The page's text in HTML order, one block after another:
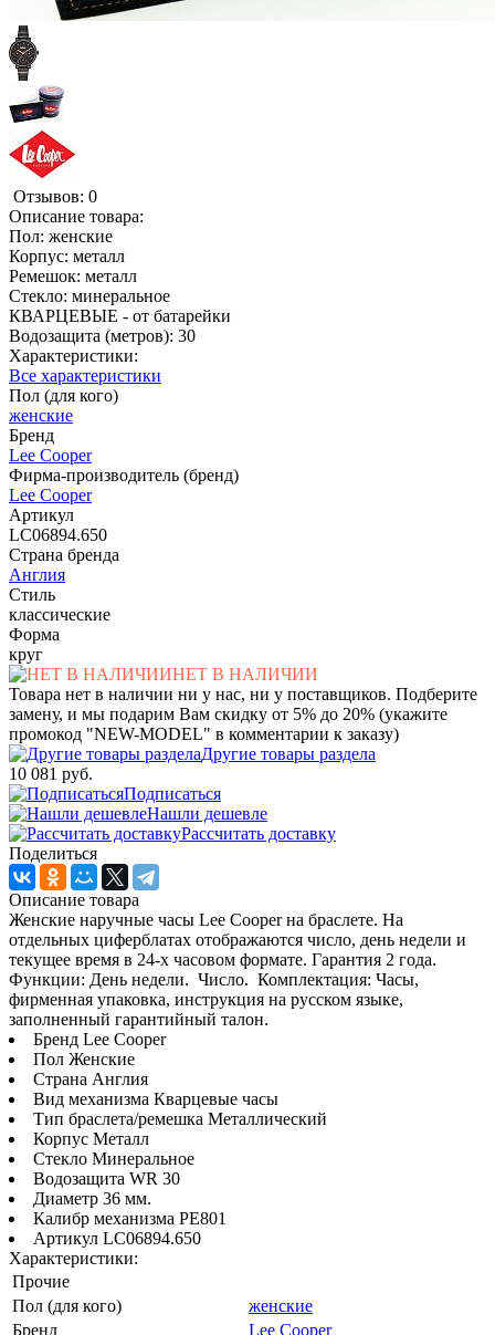
Отзывов: 0
Описание товара:
Пол: женские
Корпус: металл
Ремешок: металл
Стекло: минеральное
КВАРЦЕВЫЕ - от батарейки
Водозащита (метров): 30
Характеристики:
Все характеристики
Пол (для кого)
женские
Бренд
Lee Cooper
Фирма-производитель (бренд)
Lee Cooper
Артикул
LC06894.650
Страна бренда
Англия
Стиль
классические
Форма
круг
НЕТ В НАЛИЧИИ
Товара нет в наличии ни у нас, ни у поставщиков. Подберите
замену, и мы подарим Вам скидку от 5% до 20% (укажите
промокод "NEW-MODEL" в комментарии к заказу)
Другие товары раздела
10 081 руб.
Подписаться
Нашли дешевле
Рассчитать доставку
Поделиться
Описание товара
Женские наручные часы Lee Cooper на браслете. На
отдельных циферблатах отображаются число, день недели и
текущее время в 24-х часовом формате. Гарантия 2 года.
Функции: День недели. Число. Комплектация: Часы,
фирменная упаковка, инструкция на русском языке,
заполненный гарантийный талон.
Бренд Lee Cooper
Пол Женские
Страна Англия
Вид механизма Кварцевые часы
Тип браслета/ремешка Металлический
Корпус Металл
Стекло Минеральное
Водозащита WR 30
Диаметр 36 мм.
Калибр механизма PE801
Артикул LC06894.650
Характеристики:
Прочие
Пол (для кого)
женские
Бренд
Lee Cooper